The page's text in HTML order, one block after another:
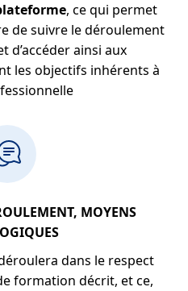
, ce qui permet
de suivre le déroulement
d’accéder ainsi aux
les objectifs inhérents à
MOYENS
dans le respect
formation décrit, et ce,